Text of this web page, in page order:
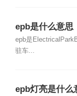
epb是什么意思
epb是
驻车...
epb灯亮是什么